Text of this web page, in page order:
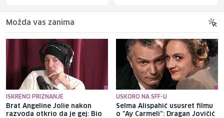
Možda vas zanima
ISKRENO PRIZNANJE
Brat Angeline Jolie nakon
razvoda otkrio da je gej: Bio
USKORO NA SFF-U
Selma Alispahić ususret filmu
o "Ay Carmeli": Dragan Jovičić